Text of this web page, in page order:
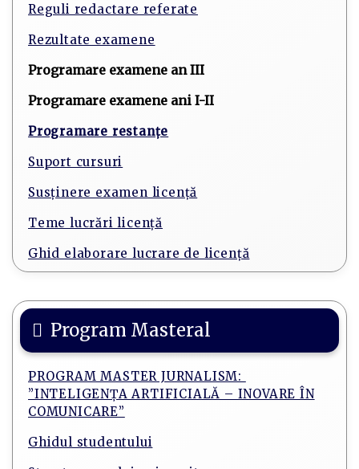
Reguli redactare referate
Rezultate examene
Programare examene an III
Programare examene ani I-II
Programare restanțe
Suport cursuri
Susținere examen licență
Teme lucrări licență
Ghid elaborare lucrare de licență
Program Masteral
PROGRAM MASTER JURNALISM:
”INTELIGENȚA ARTIFICIALĂ – INOVARE ÎN
COMUNICARE”
Ghidul studentului